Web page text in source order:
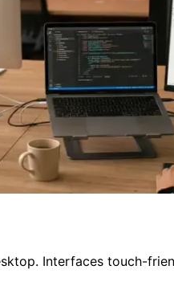
Interfaces touch-